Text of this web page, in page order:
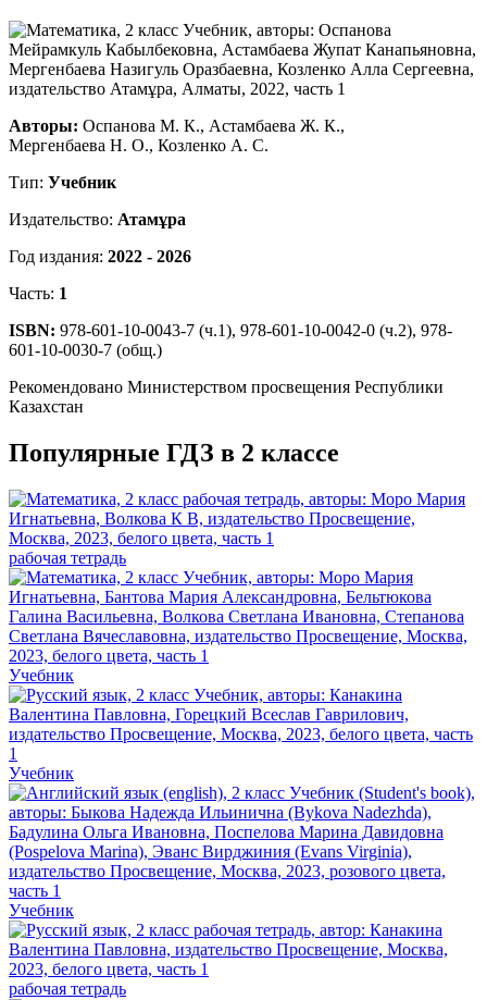
Авторы: Оспанова М. К., Астамбаева Ж. К.,
Мергенбаева Н. О., Козленко А. С.
Тип: Учебник
Издательство: Атамұра
Год издания: 2022 - 2026
Часть: 1
ISBN: 978-601-10-0043-7 (ч.1), 978-601-10-0042-0 (ч.2), 978-
601-10-0030-7 (общ.)
Рекомендовано Министерством просвещения Республики
Казахстан
Популярные ГДЗ в 2 классе
рабочая тетрадь
Учебник
Учебник
Учебник
рабочая тетрадь